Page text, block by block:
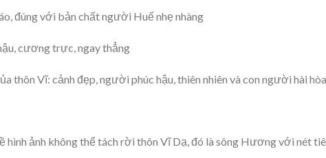
đúng với bản chất người Huế nhẹ nhàng
cương trực, ngay thẳng
Vĩ: cảnh đẹp, người phúc hậu, thiên nhiên và con người hài hòa
ảnh không thể tách rời thôn Vĩ Dạ, đó là sông Hương với nét